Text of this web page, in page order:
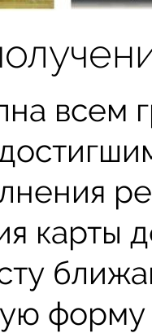
всем
карты
форму